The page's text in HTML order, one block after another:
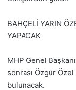
BAHÇELİ YARIN
YAPACAK
MHP Genel
sonrası Özgür Özel
bulunacak.